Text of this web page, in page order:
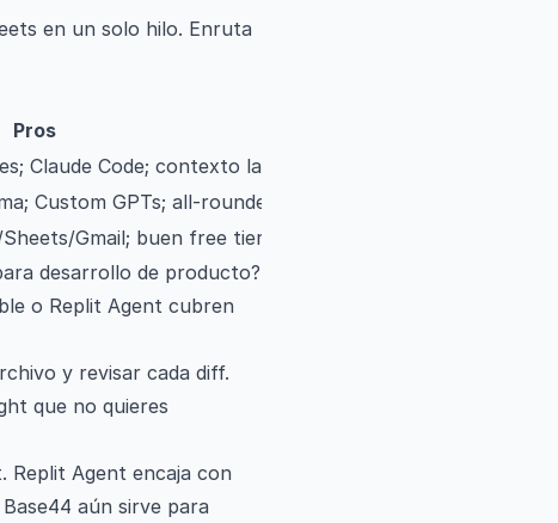
en un solo hilo. Enruta
Pros
Claude Code; contexto largo
Custom GPTs; all-rounder
Gmail; buen free tier
desarrollo de producto?
o Replit Agent cubren
y revisar cada diff.
que no quieres
Replit Agent encaja con
aún sirve para